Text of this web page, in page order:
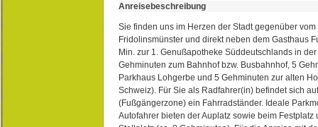
Anreisebeschreibung
Sie finden uns im Herzen der Stadt gegenüber
Fridolinsmünster und direkt neben dem Gasthaus
Min. zur 1. Genußapotheke Süddeutschlands in
Gehminuten zum Bahnhof bzw. Busbahnhof, 5
Parkhaus Lohgerbe und 5 Gehminuten zur alten
Schweiz). Für Sie als Radfahrer(in) befindet sich
(Fußgängerzone) ein Fahrradständer. Ideale
Autofahrer bieten der Auplatz sowie beim Festplatz